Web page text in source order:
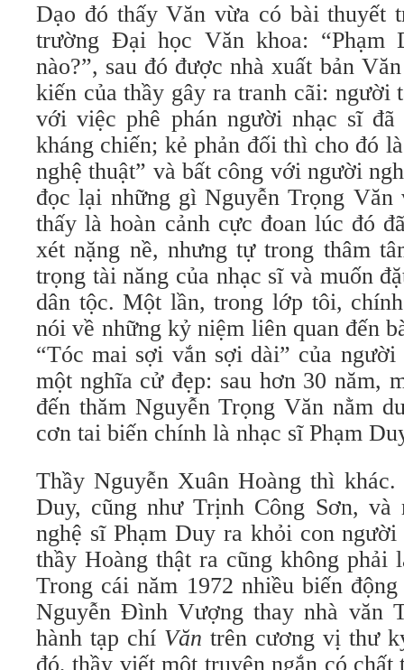
Dạo đó thấy Văn vừa có bài thuyết
trường Đại học Văn khoa: “Phạm
nào?”, sau đó được nhà xuất bản
kiến của thầy gây ra tranh cãi: người
với việc phê phán người nhạc sĩ
kháng chiến; kẻ phản đối thì cho đó
nghệ thuật” và bất công với người
đọc lại những gì Nguyễn Trọng Văn
thấy là hoàn cảnh cực đoan lúc đó
xét nặng nề, nhưng tự trong thâm
trọng tài năng của nhạc sĩ và muốn
dân tộc. Một lần, trong lớp tôi,
nói về những kỷ niệm liên quan đến
“Tóc mai sợi vắn sợi dài” của
một nghĩa cử đẹp: sau hơn 30 năm,
đến thăm Nguyễn Trọng Văn nằm
cơn tai biến chính là nhạc sĩ Phạm
Thầy Nguyễn Xuân Hoàng thì khác.
Duy, cũng như Trịnh Công Sơn, và
nghệ sĩ Phạm Duy ra khỏi con
thầy Hoàng thật ra cũng không phải
Trong cái năm 1972 nhiều biến
Nguyễn Đình Vượng thay nhà văn
hành tạp chí Văn trên cương vị thư
đó, thầy viết một truyện ngắn có